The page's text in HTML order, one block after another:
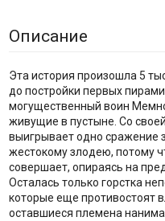
Описание
Эта история произошла 5
до постройки первых
могущественный воин
живущие в пустыне. Со
выигрывает одно сражение
жестокому злодею, потому
совершает, опираясь на
Осталась только горстка
которые еще противостоят
оставшиеся племена